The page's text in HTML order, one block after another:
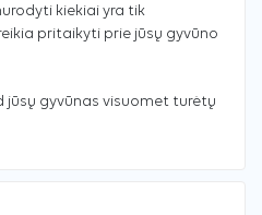
kiekiai yra tik
pritaikyti prie jūsų gyvūno
jūsų gyvūnas visuomet turėtų